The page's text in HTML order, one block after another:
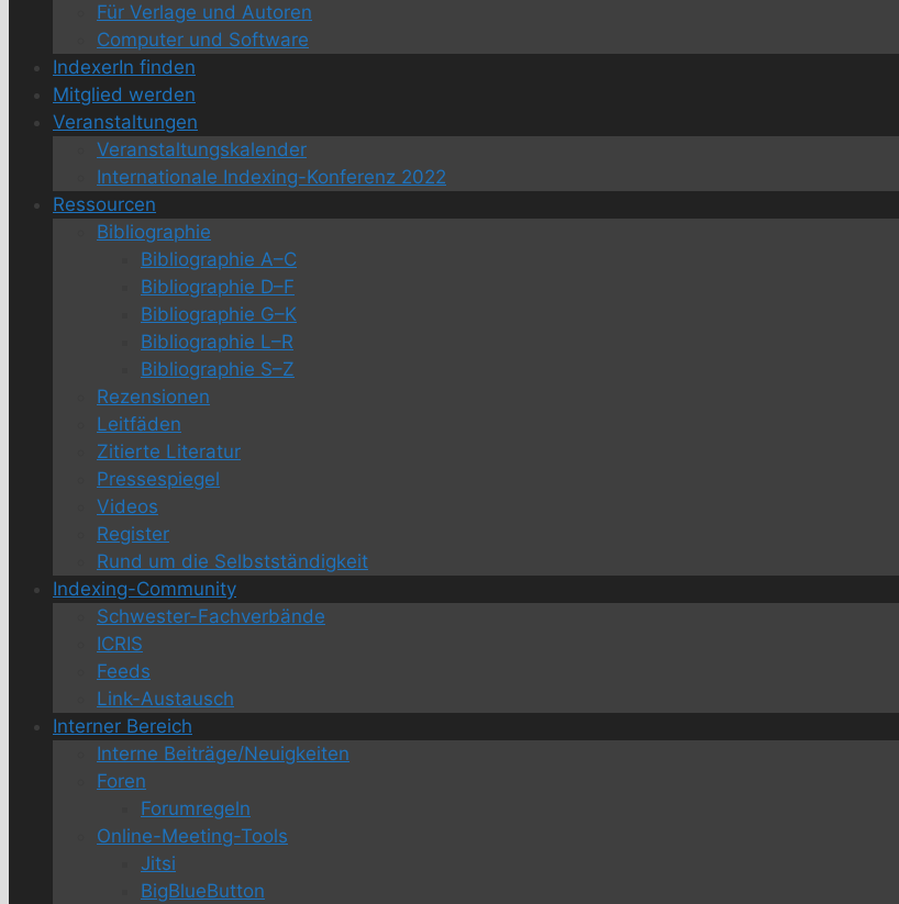
Für Verlage und Autoren
Computer und Software
IndexerIn finden
Mitglied werden
Veranstaltungen
Veranstaltungskalender
Internationale Indexing-Konferenz 2022
Ressourcen
Bibliographie
Bibliographie A–C
Bibliographie D–F
Bibliographie G–K
Bibliographie L–R
Bibliographie S–Z
Rezensionen
Leitfäden
Zitierte Literatur
Pressespiegel
Videos
Register
Rund um die Selbstständigkeit
Indexing-Community
Schwester-Fachverbände
ICRIS
Feeds
Link-Austausch
Interner Bereich
Interne Beiträge/Neuigkeiten
Foren
Forumregeln
Online-Meeting-Tools
Jitsi
BigBlueButton